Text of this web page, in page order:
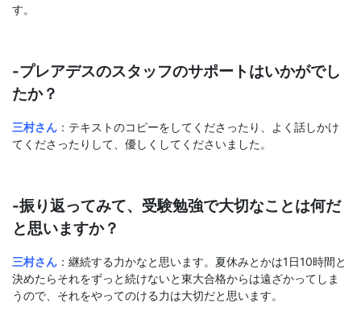
す。
-プレアデスのスタッフのサポートはいかがでし
たか？
三村さん ：テキストのコピーをしてくださったり、よく話しかけ
てくださったりして、優しくしてくださいました。
-振り返ってみて、受験勉強で大切なことは何だ
と思いますか？
三村さん ：継続する力かなと思います。夏休みとかは1日10時間と
決めたらそれをずっと続けないと東大合格からは遠ざかってしま
うので、それをやってのける力は大切だと思います。